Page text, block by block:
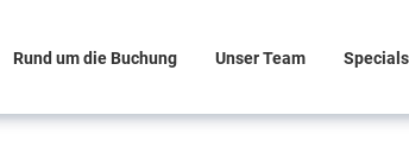
Rund um die Buchung Unser Team Specials